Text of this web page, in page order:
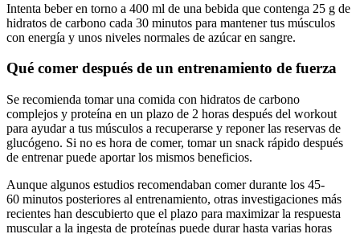
Intenta beber en torno a 400 ml de una bebida que contenga 25 g de
hidratos de carbono cada 30 minutos para mantener tus músculos
con energía y unos niveles normales de azúcar en sangre.
Qué comer después de un entrenamiento de fuerza
Se recomienda tomar una comida con hidratos de carbono
complejos y proteína en un plazo de 2 horas después del workout
para ayudar a tus músculos a recuperarse y reponer las reservas de
glucógeno. Si no es hora de comer, tomar un snack rápido después
de entrenar puede aportar los mismos beneficios.
Aunque algunos estudios recomendaban comer durante los 45-
60 minutos posteriores al entrenamiento, otras investigaciones más
recientes han descubierto que el plazo para maximizar la respuesta
muscular a la ingesta de proteínas puede durar hasta varias horas